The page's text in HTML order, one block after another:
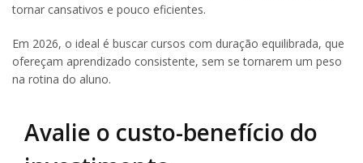
tornar cansativos e pouco eficientes.
Em 2026, o ideal é buscar cursos com duração equilibrada, que
ofereçam aprendizado consistente, sem se tornarem um peso
na rotina do aluno.
Avalie o custo-benefício do